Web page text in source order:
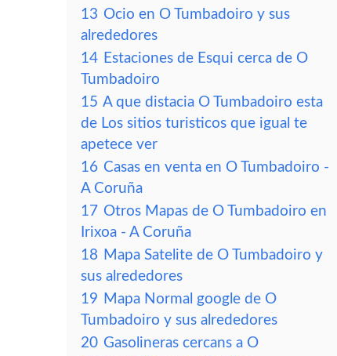
13 Ocio en O Tumbadoiro y sus
alrededores
14 Estaciones de Esqui cerca de O
Tumbadoiro
15 A que distacia O Tumbadoiro esta
de Los sitios turisticos que igual te
apetece ver
16 Casas en venta en O Tumbadoiro -
A Coruña
17 Otros Mapas de O Tumbadoiro en
Irixoa - A Coruña
18 Mapa Satelite de O Tumbadoiro y
sus alrededores
19 Mapa Normal google de O
Tumbadoiro y sus alrededores
20 Gasolineras cercans a O